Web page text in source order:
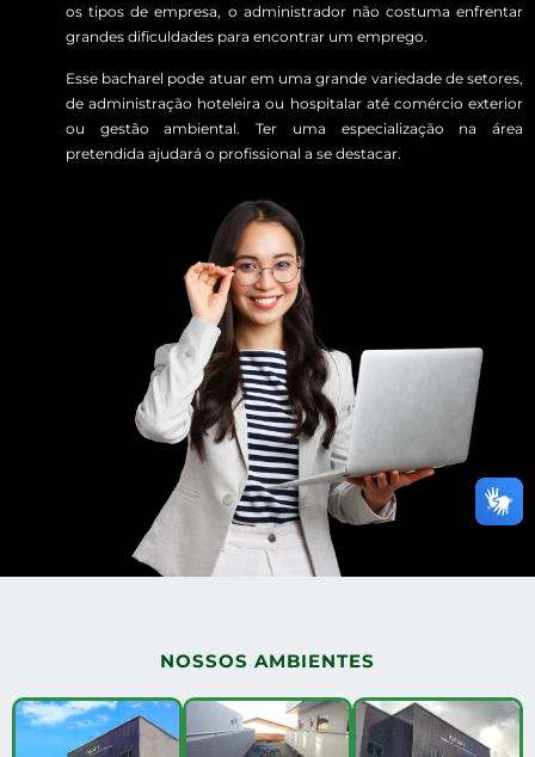
os tipos de empresa, o administrador não costuma enfrentar
grandes dificuldades para encontrar um emprego.
Esse bacharel pode atuar em uma grande variedade de setores,
de administração hoteleira ou hospitalar até comércio exterior
ou gestão ambiental. Ter uma especialização na área
pretendida ajudará o profissional a se destacar.
NOSSOS AMBIENTES